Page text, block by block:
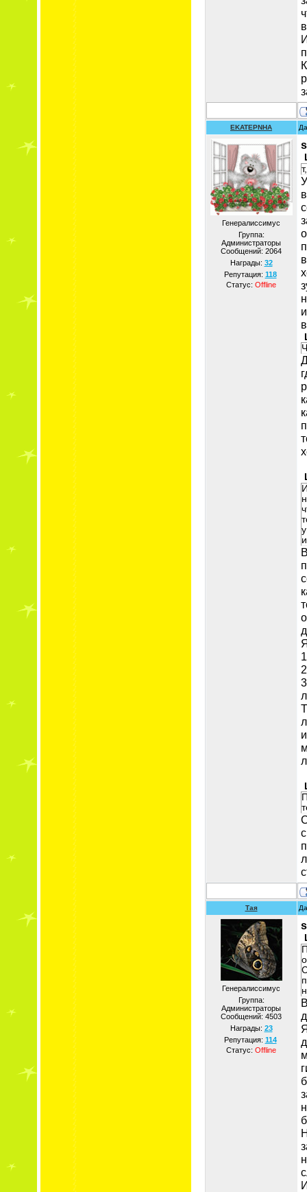
EKATEPNHA
Генералиссимус
Группа:
Администраторы
Сообщений: 2064
Награды: 32
Репутация: 118
Статус: Offline
Тая
Генералиссимус
Группа:
Администраторы
Сообщений: 4503
Награды: 23
Репутация: 114
Статус: Offline